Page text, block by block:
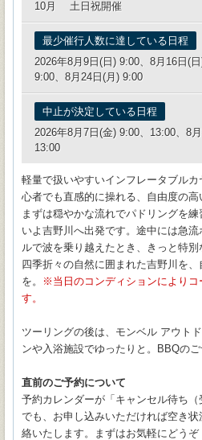
10月 土日祝開催
最少催行人数に達している日程
2026年8月9日(日) 9:00、8月16日(
9:00、8月24日(月) 9:00
中止が決定している日程
2026年8月7日(金) 9:00、13:00、8
13:00
軽量で扱いやすいインフレータブル
心者でも直感的に操れる、自由度の高
まずは穏やかな流れでパドリングを
いよ吉野川へ出発です。途中には急
ルで波を乗り越えたとき、きっと特別
四季折々の自然に囲まれた吉野川を
を。
当日のコンディションにより
す。
ツーリングの後は、モンベル アウト
ンや入浴施設でゆったりと。BBQの
直前のご予約について
予約カレンダーが「キャンセル待ち
でも、お申し込みいただければ空き
絡いたします。まずはお気軽にどうぞ